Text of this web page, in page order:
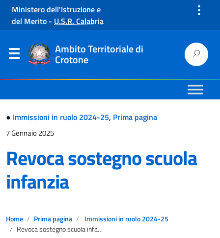
Ministero dell'Istruzione e
del Merito - U.S.R. Calabria
⋮
Ambito Territoriale di
Crotone
● Immissioni in ruolo 2024-25, Prima pagina
7 Gennaio 2025
Revoca sostegno scuola
infanzia
Home Prima pagina
Immissioni in ruolo 2024-25
Revoca sostegno scuola infanzia